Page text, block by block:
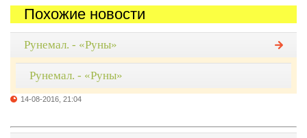
Похожие новости
Рунемал. - «Руны»
Рунемал. - «Руны»
14-08-2016, 21:04